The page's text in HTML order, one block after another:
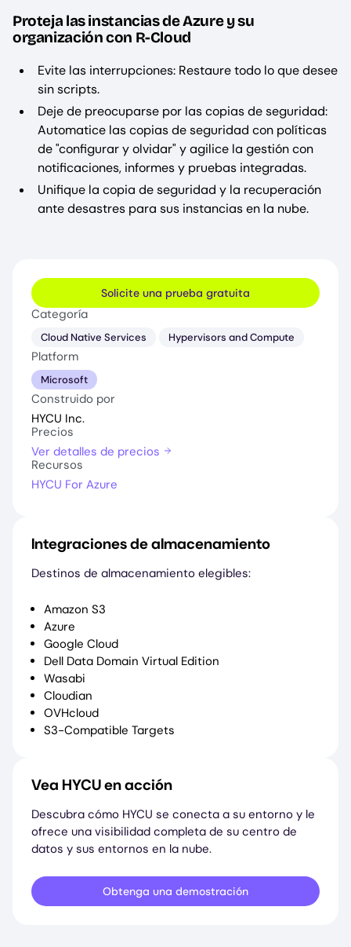
Proteja las instancias de Azure y su
organización con R-Cloud
Evite las interrupciones: Restaure todo lo que desee
sin scripts.
Deje de preocuparse por las copias de seguridad:
Automatice las copias de seguridad con políticas
de "configurar y olvidar" y agilice la gestión con
notificaciones, informes y pruebas integradas.
Unifique la copia de seguridad y la recuperación
ante desastres para sus instancias en la nube.
Solicite una prueba gratuita
Categoría
Cloud Native Services Hypervisors and Compute
Platform
Microsoft
Construido por
HYCU Inc.
Precios
Ver detalles de precios
Recursos
HYCU For Azure
Integraciones de almacenamiento
Destinos de almacenamiento elegibles:
Amazon S3
Azure
Google Cloud
Dell Data Domain Virtual Edition
Wasabi
Cloudian
OVHcloud
S3-Compatible Targets
Vea HYCU en acción
Descubra cómo HYCU se conecta a su entorno y le
ofrece una visibilidad completa de su centro de
datos y sus entornos en la nube.
Obtenga una demostración